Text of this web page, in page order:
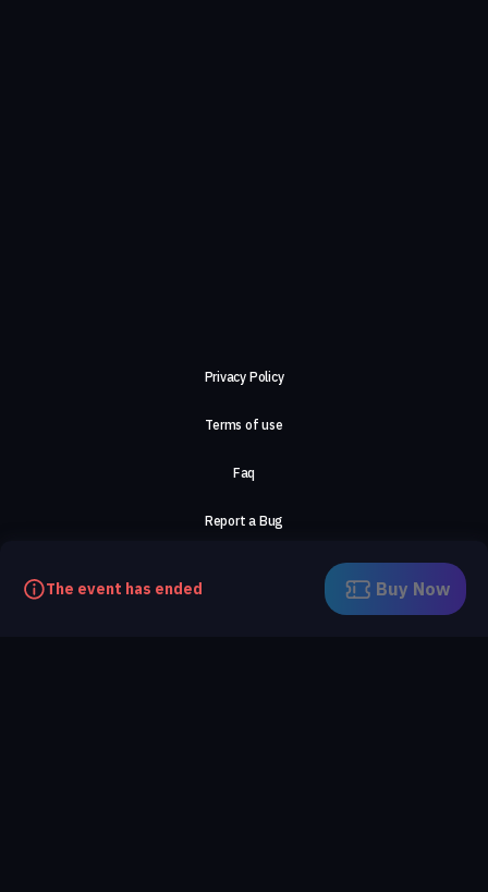
The event has ended Buy Now
Privacy Policy
Terms of use
Faq
Report a Bug